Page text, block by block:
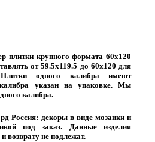
плитки крупного формата 60х120
от 59.5х119.5 до 60х120 для
Плитки одного калибра имеют
указан на упаковке. Мы
калибра.
Россия: декоры в виде мозаики и
под заказ. Данные изделия
возврату не подлежат.